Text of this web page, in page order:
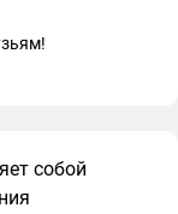
собой